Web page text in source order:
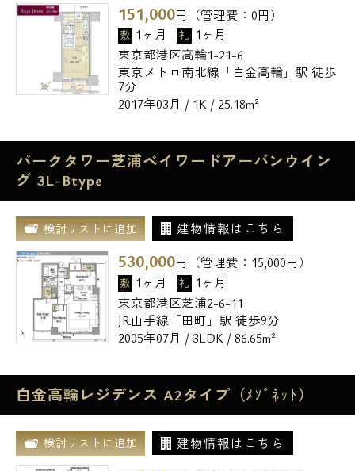
151,000円（管理費： 0円）
敷 1ヶ月 礼 1ヶ月
東京都港区高輪1-21-6
東京メトロ南北線「白金高輪」駅 徒歩
7分
2017年03月 / 1K / 25.18m²
パークタワー芝浦ベイワードアーバンウイン
グ 3L-Btype
検討リストに追加 建物情報はこちら
530,000円（管理費： 15,000円）
敷 1ヶ月 礼 1ヶ月
東京都港区芝浦2-6-11
JR山手線「田町」駅 徒歩9分
2005年07月 / 3LDK / 86.65m²
白金高輪レジデンス A2タイプ（ﾒｿﾞﾈｯﾄ）
検討リストに追加 建物情報はこちら